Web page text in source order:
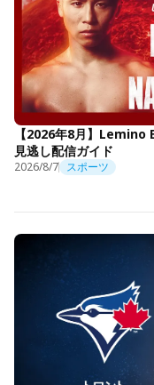
【2026年8月】Lemino
見逃し配信ガイド
2026/8/7 スポーツ